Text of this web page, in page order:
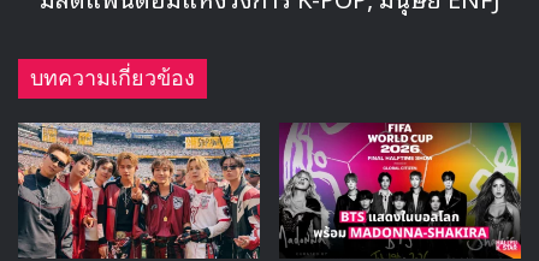
เดาหลังจากได้อ่านบท
“พอเจอบทเขียนว่า ‘โรนา ตายแล้ว’ ฉันก็ตกใจมากค่ะ
แล้วก็สงสัยมากจนเดาไปเองว่า อึนบยอล เป็นคนฆ่าเธอเห
รอ”